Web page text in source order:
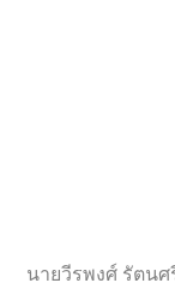
นายวีรพงศ์ รัตน